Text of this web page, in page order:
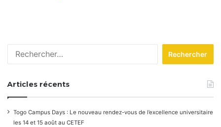
Articles récents
Togo Campus Days : Le nouveau rendez-vous de l’excellence universitaire
les 14 et 15 août au CETEF